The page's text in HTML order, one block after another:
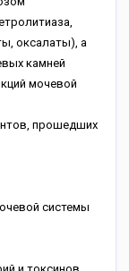
оксалаты), а
камней
мочевой
прошедших
системы